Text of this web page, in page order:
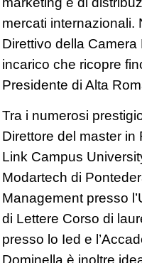
mercati internazionali.
Direttivo della
incarico che ricopre
Presidente di Alta
Tra i numerosi
Direttore del master
Link Campus
Modartech di
Management presso
di Lettere Corso di
presso lo Ied e
Dominella è inoltre